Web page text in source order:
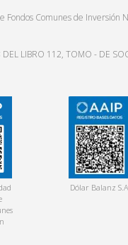
Comunes de Inversión
LIBRO 112, TOMO - DE
Dólar Balanz